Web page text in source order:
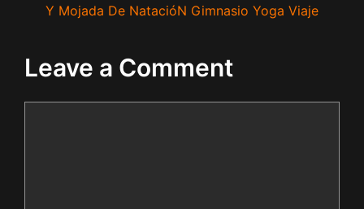
Y Mojada De NatacióN Gimnasio Yoga Viaje
Leave a Comment